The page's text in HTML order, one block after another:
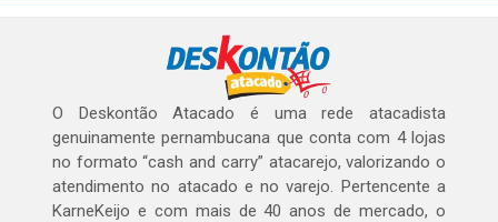
O Deskontão Atacado é uma rede atacadista
genuinamente pernambucana que conta com 4 lojas
no formato “cash and carry” atacarejo, valorizando o
atendimento no atacado e no varejo. Pertencente a
KarneKeijo e com mais de 40 anos de mercado, o